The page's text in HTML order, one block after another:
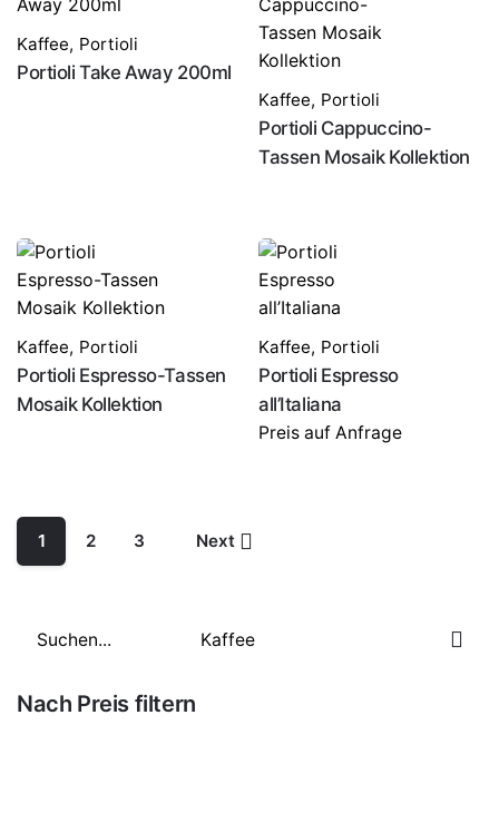
Nach Preis filtern
Kaffee, Portioli
Portioli Take Away 200ml
Kaffee, Portioli
Portioli Cappuccino-
Tassen Mosaik Kollektion
Kaffee, Portioli
Portioli Espresso-Tassen
Mosaik Kollektion
Kaffee, Portioli
Portioli Espresso
all’Italiana
Preis auf Anfrage
1 2 3 Next